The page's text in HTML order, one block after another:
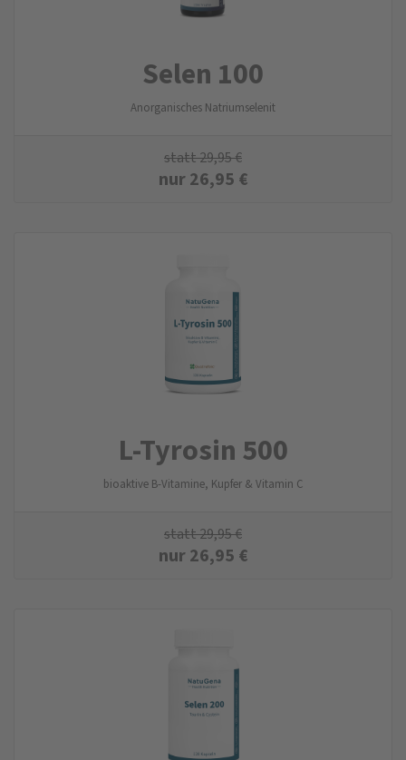
Selen 100
Anorganisches Natriumselenit
statt29,95€
nur26,95 €
L-Tyrosin 500
bioaktive B-Vitamine, Kupfer & Vitamin C
statt29,95€
nur26,95 €